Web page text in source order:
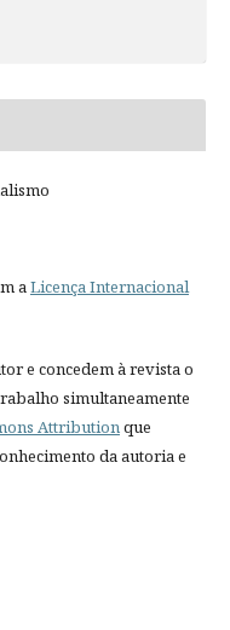
aLicença Internacional
e concedem à revista o
simultaneamente
Attributionque
da autoria e